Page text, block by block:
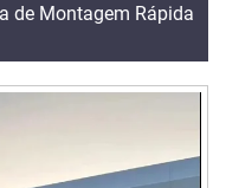
de Montagem Rápida